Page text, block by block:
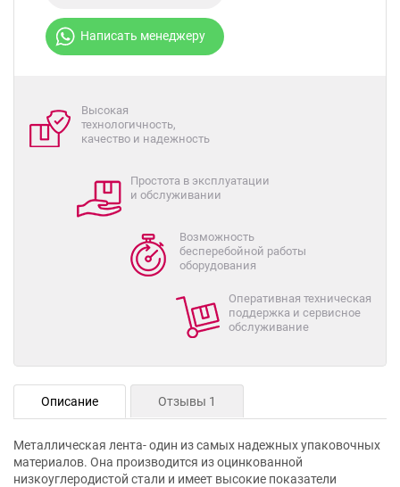
Написать менеджеру
Высокая
технологичность,
качество и надежность
Простота в эксплуатации
и обслуживании
Возможность
бесперебойной работы
оборудования
Оперативная техническая
поддержка и сервисное
обслуживание
Описание Отзывы 1
Металлическая лента- один из самых надежных упаковочных
материалов. Она производится из оцинкованной
низкоуглеродистой стали и имеет высокие показатели